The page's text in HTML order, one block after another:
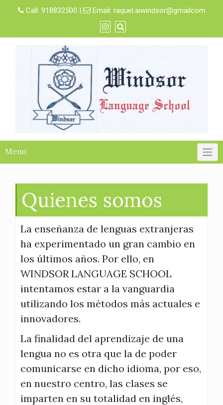
Call: 918832500 | Email: raquel.aiwindsor@gmailcom
Menu
Quienes somos
La enseñanza de lenguas extranjeras
ha experimentado un gran cambio en
los últimos años. Por ello, en
WINDSOR LANGUAGE SCHOOL
intentamos estar a la vanguardia
utilizando los métodos más actuales e
innovadores.
La finalidad del aprendizaje de una
lengua no es otra que la de poder
comunicarse en dicho idioma, por eso,
en nuestro centro, las clases se
imparten en su totalidad en inglés,